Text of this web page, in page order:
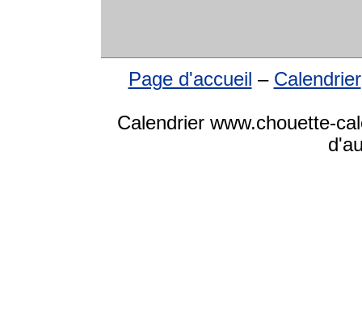
Page d'accueil – Calendrier
Calendrier www.chouette-